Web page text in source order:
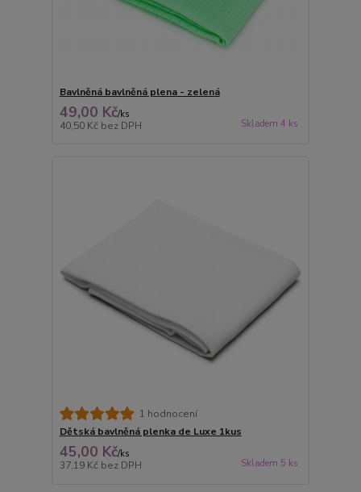
Bavlněná bavlněná plena - zelená
49,00 Kč/ks
40,50 Kč bez DPH Skladem 4 ks
1 hodnocení
Dětská bavlněná plenka de Luxe 1kus
45,00 Kč/ks
37,19 Kč bez DPH Skladem 5 ks